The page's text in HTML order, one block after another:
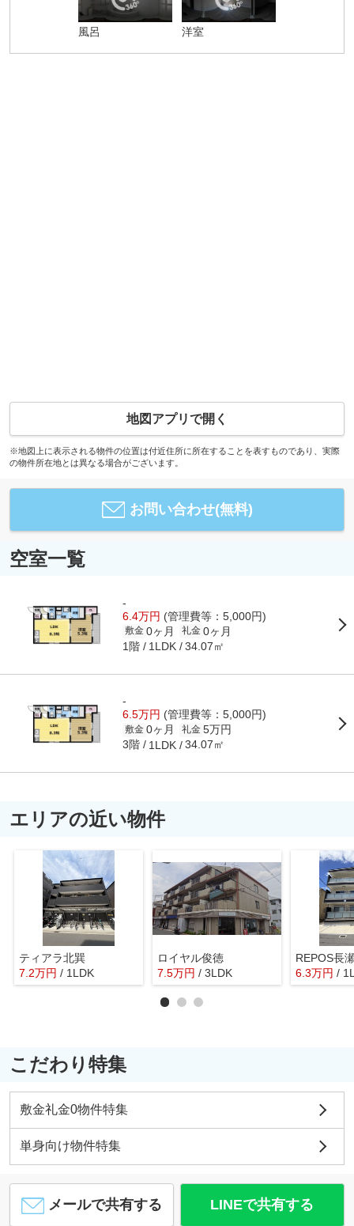
風呂 洋室
地図アプリで開く
※地図上に表示される物件の位置は付近住所に所在することを表すものであり、実際
の物件所在地とは異なる場合がございます。
お問い合わせ(無料)
空室一覧
-
6.4万円 (管理費等：5,000円)
敷金 0ヶ月 礼金 0ヶ月
1階 1LDK 34.07㎡
-
6.5万円 (管理費等：5,000円)
敷金 0ヶ月 礼金 5万円
3階 1LDK 34.07㎡
エリアの近い物件
ティアラ北巽
7.2万円 / 1LDK
ロイヤル俊徳
7.5万円 / 3LDK
REPOS長
6.3万円 /
こだわり特集
敷金礼金0物件特集
単身向け物件特集
メールで共有する LINEで共有する